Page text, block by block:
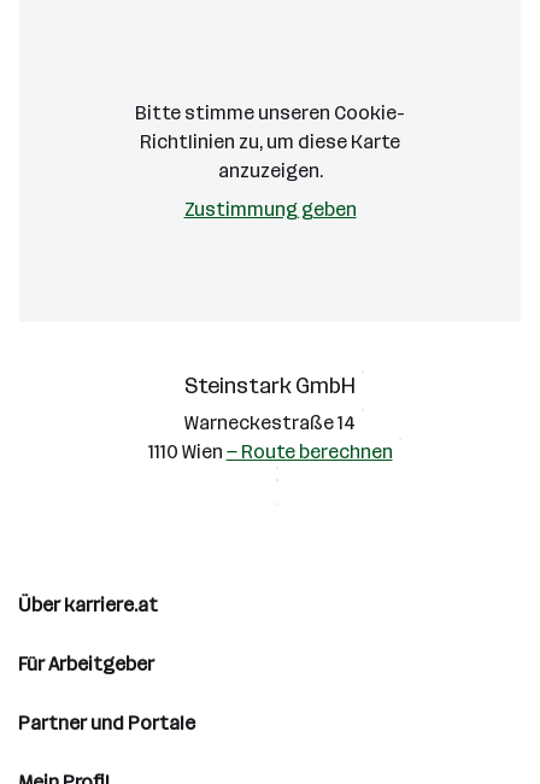
Bitte stimme unseren Cookie-
Richtlinien zu, um diese Karte
anzuzeigen.
Zustimmung geben
Steinstark GmbH
Warneckestraße 14
1110 Wien — Route berechnen
Über karriere.at
Für Arbeitgeber
Partner und Portale